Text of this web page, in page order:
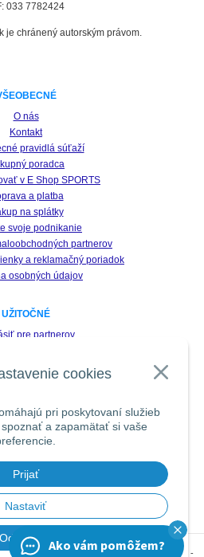
cookies
pri poskytovaní služieb
a zapamätať si vaše
Prijať
Nastaviť
Odmietnuť
033 7782424
je chránený autorským právom.
O nás
Kontakt
pravidlá súťaží
poradca
v E Shop SPORTS
a platba
na splátky
svoje podnikanie
partnerov
a reklamačný poriadok
osobných údajov
UŽITOČNÉ
pre partnerov
heslo
NÁS VŠADE
ZNÁMEMU
Anderson, Sonary Lowrance | SPORTS.sk -
Ako vám pomôžem?